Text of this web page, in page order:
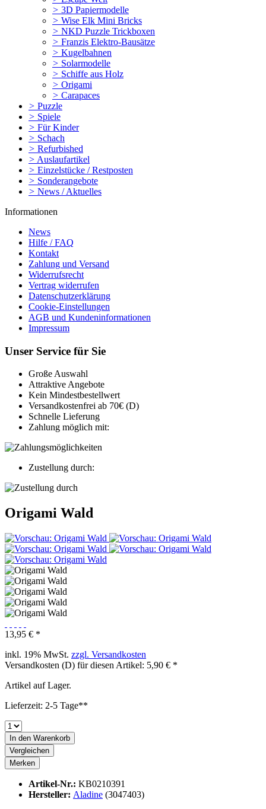
> 3D Papiermodelle
> Wise Elk Mini Bricks
> NKD Puzzle Trickboxen
> Franzis Elektro-Bausätze
> Kugelbahnen
> Solarmodelle
> Schiffe aus Holz
> Origami
> Carapaces
> Puzzle
> Spiele
> Für Kinder
> Schach
> Refurbished
> Auslaufartikel
> Einzelstücke / Restposten
> Sonderangebote
> News / Aktuelles
Informationen
News
Hilfe / FAQ
Kontakt
Zahlung und Versand
Widerrufsrecht
Vertrag widerrufen
Datenschutzerklärung
Cookie-Einstellungen
AGB und Kundeninformationen
Impressum
Unser Service für Sie
Große Auswahl
Attraktive Angebote
Kein Mindestbestellwert
Versandkostenfrei ab 70€ (D)
Schnelle Lieferung
Zahlung möglich mit:
Zustellung durch:
Origami Wald
13,95 € *
inkl. 19% MwSt. zzgl. Versandkosten
Versandkosten (D) für diesen Artikel: 5,90 € *
Artikel auf Lager.
Lieferzeit: 2-5 Tage**
In den Warenkorb
Vergleichen
Merken
Artikel-Nr.: KB0210391
Hersteller: Aladine (3047403)